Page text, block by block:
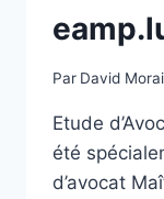
Par David
Etude
été
d’avocat